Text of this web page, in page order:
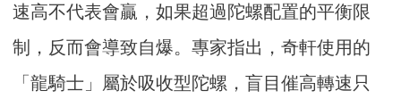
速高不代表會贏，如果超過陀螺配置的平衡限
制，反而會導致自爆。專家指出，奇軒使用的
「龍騎士」屬於吸收型陀螺，盲目催高轉速只